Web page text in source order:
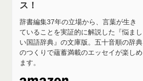
ス！
辞書編集37年の立場から、言葉が生き
ていることを実証的に解説した『悩まし
い国語辞典』の文庫版。五十音順の辞典
のつくりで蘊蓄満載のエッセイが楽しめ
ます。